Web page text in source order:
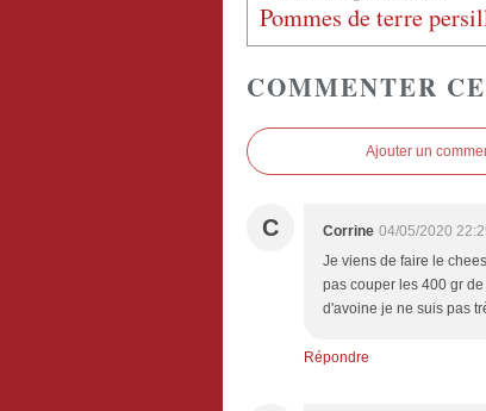
Pommes de terre
COMMENTER
Ajouter un
C Corrine 04/05/2020
Je viens de faire le
pas couper les 400 gr
d'avoine je ne suis pas
Répondre